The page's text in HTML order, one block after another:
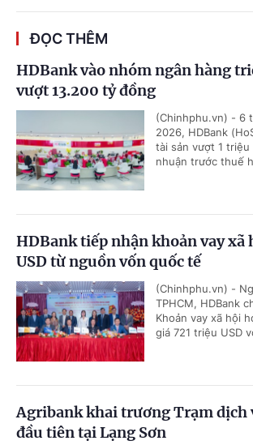
ĐỌC THÊM
HDBank vào nhóm ngân hàng
vượt 13.200 tỷ đồng
(Chinhphu.vn) - 6
2026, HDBank
tài sản vượt 1
nhuận trước thuế
HDBank tiếp nhận khoản vay xã
USD từ nguồn vốn quốc tế
(Chinhphu.vn) -
TPHCM, HDBank
Khoản vay xã hội
giá 721 triệu USD
Agribank khai trương Trạm dịch
đầu tiên tại Lạng Sơn